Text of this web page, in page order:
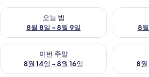
오늘 밤
8월 8일 ~ 8월 9일
오늘 밤 예약 가능 여부 확인, 8월 8일 ~ 8월
8
내일 예약
이번 주말
8월 14일 ~ 8월 16일
이번 주말 예약 가능 여부 확인, 8월 14일 ~ 8
8월
다음 주말